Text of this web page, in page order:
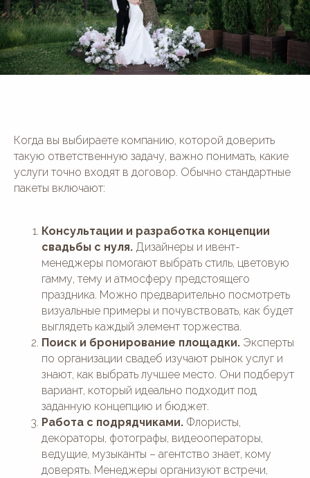
Когда вы выбираете компанию, которой доверить
такую ответственную задачу, важно понимать, какие
услуги точно входят в договор. Обычно стандартные
пакеты включают:
Консультации и разработка концепции
свадьбы с нуля. Дизайнеры и ивент-
менеджеры помогают выбрать стиль, цветовую
гамму, тему и атмосферу предстоящего
праздника. Можно предварительно посмотреть
визуальные примеры и почувствовать, как будет
выглядеть каждый элемент торжества.
Поиск и бронирование площадки. Эксперты
по организации свадеб изучают рынок услуг и
знают, как выбрать лучшее место. Они подберут
вариант, который идеально подходит под
заданную концепцию и бюджет.
Работа с подрядчиками. Флористы,
декораторы, фотографы, видеооператоры,
ведущие, музыканты – агентство знает, кому
доверять. Менеджеры организуют встречи,